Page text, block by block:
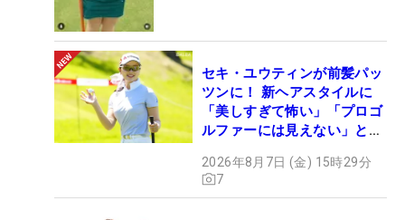
セキ・ユウティンが前髪パッ
ツンに！ 新ヘアスタイルに
「美しすぎて怖い」「プロゴ
ルファーには見えない」とコ
2026年8月7日 (金) 15時29分
7